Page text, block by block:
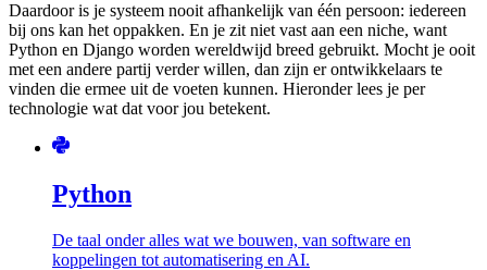
Daardoor is je systeem nooit afhankelijk van één persoon: iedereen
bij ons kan het oppakken. En je zit niet vast aan een niche, want
Python en Django worden wereldwijd breed gebruikt. Mocht je ooit
met een andere partij verder willen, dan zijn er ontwikkelaars te
vinden die ermee uit de voeten kunnen. Hieronder lees je per
technologie wat dat voor jou betekent.
Python
De taal onder alles wat we bouwen, van software en
koppelingen tot automatisering en AI.